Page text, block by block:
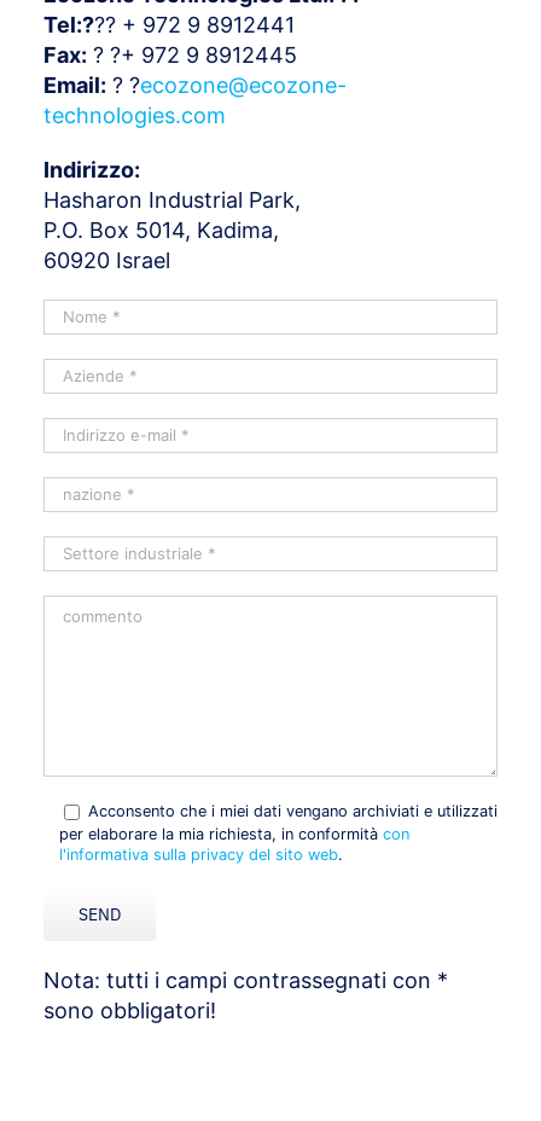
Tel:???+ 972 9 8912441
Fax: ? ?+ 972 9 8912445
Email: ? ?ecozone@ecozone-
technologies.com
Indirizzo:
Hasharon Industrial Park,
P.O. Box 5014, Kadima,
60920 Israel
Acconsento che i miei dati vengano archiviati e utilizzati
per elaborare la mia richiesta, in conformità con
l'informativa sulla privacy del sito web.
Nota: tutti i campi contrassegnati con *
sono obbligatori!